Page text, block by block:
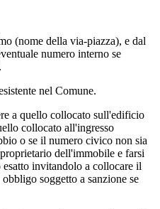
(nome della via-piazza), e dal
numero interno se
nel Comune.
a quello collocato sull'edificio
collocato all'ingresso
o se il numero civico non sia
dell'immobile e farsi
invitandolo a collocare il
soggetto a sanzione se